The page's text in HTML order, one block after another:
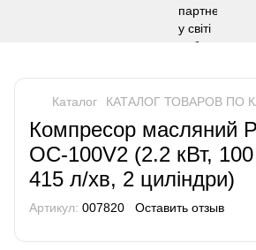
Каталог КАТАЛОГ ТОВАРОВ ПО
Компресор масляний
OC-100V2 (2.2 кВт,
415 л/хв, 2 циліндри)
Артикул: 007820 Оставить отзыв